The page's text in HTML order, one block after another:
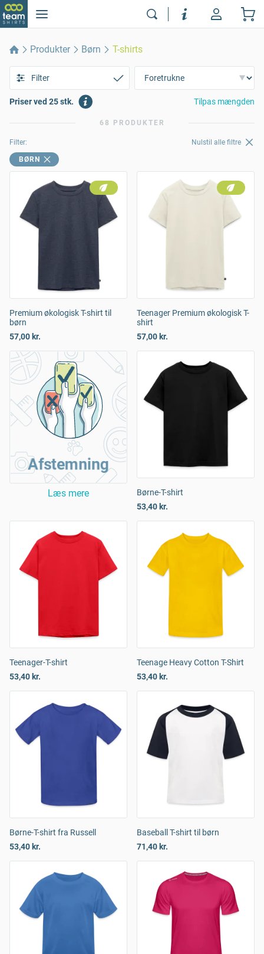
Produkter Børn T-shirts
Filter
Priser ved 25 stk. Tilpas mængden
68 PRODUKTER
Filter: Nulstil alle filtre
BØRN
Premium økologisk T-shirt til
børn
57,00 kr.
Teenager Premium økologisk T-
shirt
57,00 kr.
Afstemning
Læs mere
Børne-T-shirt
53,40 kr.
Teenager-T-shirt
53,40 kr.
Teenage Heavy Cotton T-Shirt
53,40 kr.
Børne-T-shirt fra Russell
53,40 kr.
Baseball T-shirt til børn
71,40 kr.